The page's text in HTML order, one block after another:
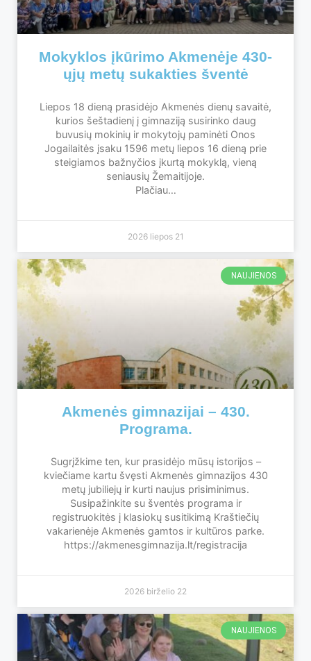
Mokyklos įkūrimo Akmenėje 430-
ųjų metų sukakties šventė
Liepos 18 dieną prasidėjo Akmenės dienų savaitė,
kurios šeštadienį į gimnaziją susirinko daug
buvusių mokinių ir mokytojų paminėti Onos
Jogailaitės įsaku 1596 metų liepos 16 dieną prie
steigiamos bažnyčios įkurtą mokyklą, vieną
seniausių Žemaitijoje.
Plačiau…
2026 liepos 21
NAUJIENOS
Akmenės gimnazijai – 430.
Programa.
Sugrįžkime ten, kur prasidėjo mūsų istorijos –
kviečiame kartu švęsti Akmenės gimnazijos 430
metų jubiliejų ir kurti naujus prisiminimus.
Susipažinkite su šventės programa ir
registruokitės į klasiokų susitikimą Kraštiečių
vakarienėje Akmenės gamtos ir kultūros parke.
https://akmenesgimnazija.lt/registracija
2026 birželio 22
NAUJIENOS